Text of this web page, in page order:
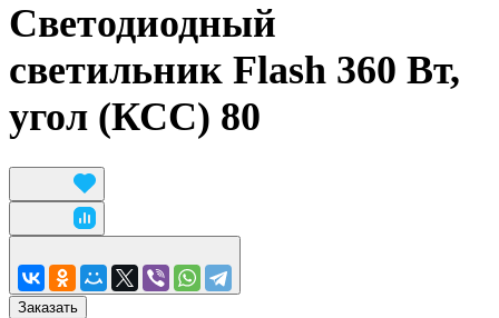
Светодиодный
светильник Flash 360 Вт,
угол (КСС) 80
Заказать